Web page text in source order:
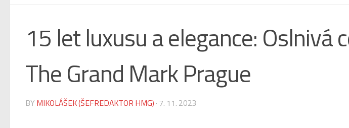
15 let luxusu a elegance: Oslnivá
The Grand Mark Prague
BY MIKOLÁŠEK (ŠEFREDAKTOR HMG) · 7. 11. 2023